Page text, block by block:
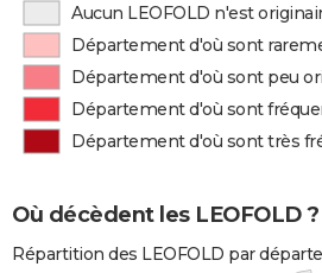
Aucun LEOFOLD n'est
Département d'où sont
Département d'où sont peu
Département d'où sont
Département d'où sont très
Où décèdent les LEOFOLD ?
Répartition des LEOFOLD par